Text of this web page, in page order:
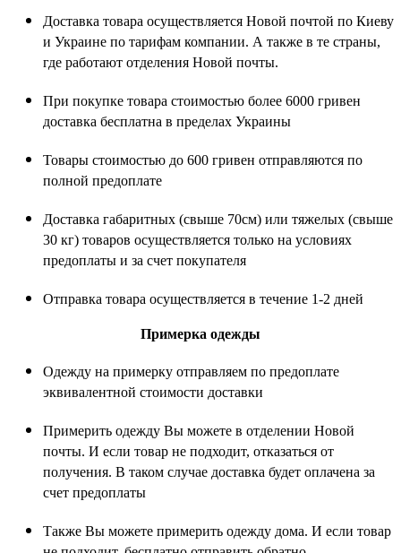
Доставка товара осуществляется Новой почтой по Киеву
и Украине по тарифам компании. А также в те страны,
где работают отделения Новой почты.
При покупке товара стоимостью более 6000 гривен
доставка бесплатна в пределах Украины
Товары стоимостью до 600 гривен отправляются по
полной предоплате
Доставка габаритных (свыше 70см) или тяжелых (свыше
30 кг) товаров осуществляется только на условиях
предоплаты и за счет покупателя
Отправка товара осуществляется в течение 1-2 дней
Примерка одежды
Одежду на примерку отправляем по предоплате
эквивалентной стоимости доставки
Примерить одежду Вы можете в отделении Новой
почты. И если товар не подходит, отказаться от
получения. В таком случае доставка будет оплачена за
счет предоплаты
Также Вы можете примерить одежду дома. И если товар